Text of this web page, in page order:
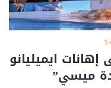
ايميليانو
ميسي”